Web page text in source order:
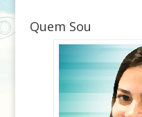
Quem Sou